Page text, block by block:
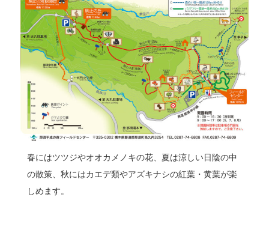
春にはツツジやオオカメノキの花、夏は涼しい日陰の中
の散策、秋にはカエデ類やアズキナシの紅葉・黄葉が楽
しめます。